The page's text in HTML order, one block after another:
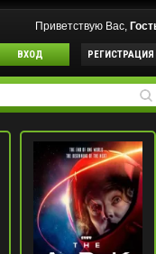
Приветствую Вас,
ВХОД РЕГИСТРАЦИЯ